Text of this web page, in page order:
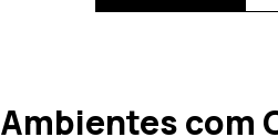
Ambientes com